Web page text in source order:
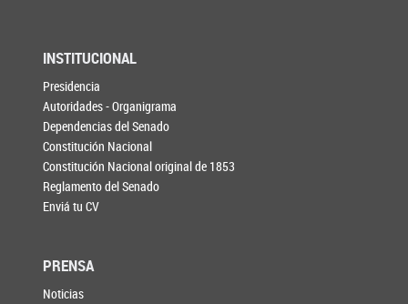
INSTITUCIONAL
Presidencia
Autoridades - Organigrama
Dependencias del Senado
Constitución Nacional
Constitución Nacional original de 1853
Reglamento del Senado
Enviá tu CV
PRENSA
Noticias